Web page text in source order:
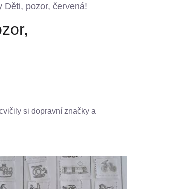
Děti, pozor, červená!
si dopravní značky a